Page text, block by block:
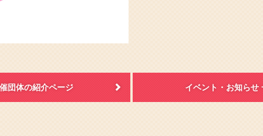
団体の紹介ページ イベント・お知らせ